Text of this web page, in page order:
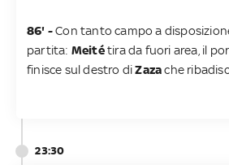
86' -Con tanto campo a
partita: Meitétira da fuori area, il
finisce sul destro diZazache
23:30